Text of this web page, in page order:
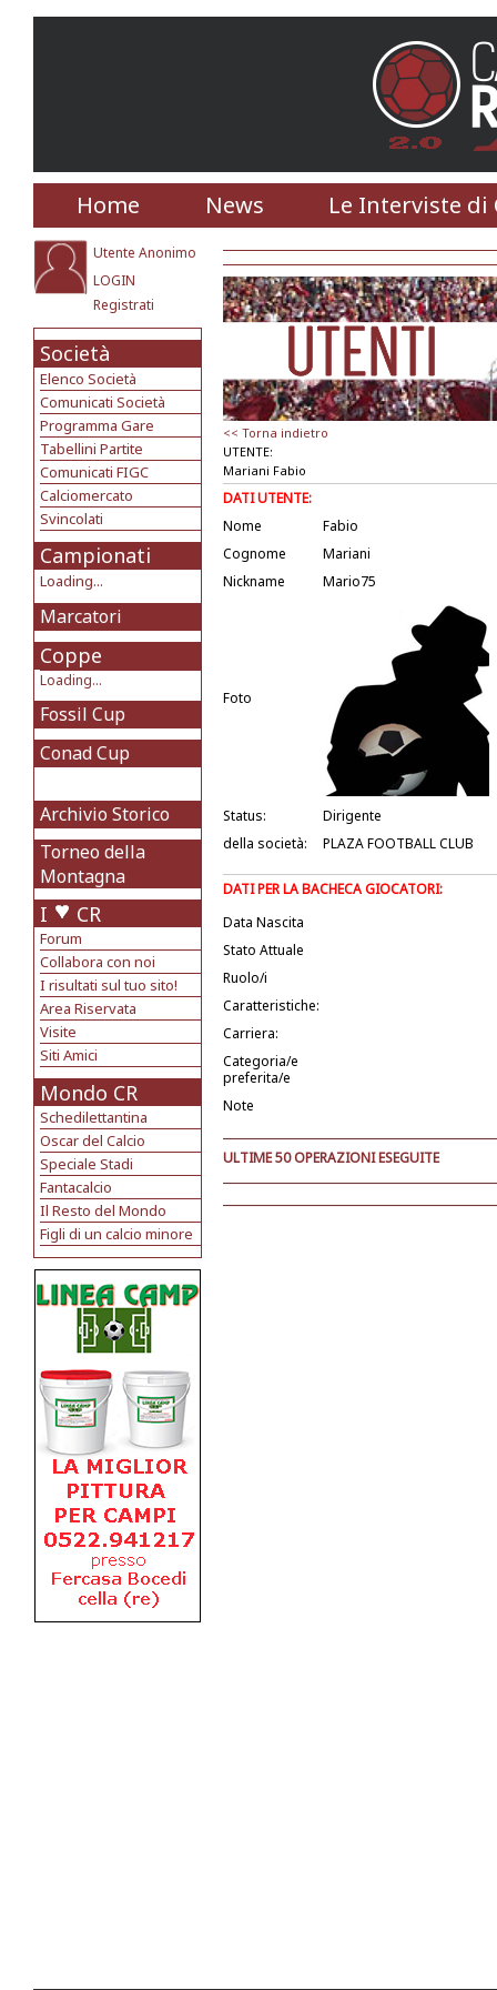
Home News Le Interviste di
Utente Anonimo
LOGIN
Registrati
Società
Elenco Società
Comunicati Società
Programma Gare
Tabellini Partite
Comunicati FIGC
Calciomercato
Svincolati
Campionati
Loading...
Marcatori
Coppe
Loading...
Fossil Cup
Conad Cup
Archivio Storico
Torneo della
Montagna
I CR
Forum
Collabora con noi
I risultati sul tuo sito!
Area Riservata
Visite
Siti Amici
Mondo CR
Schedilettantina
Oscar del Calcio
Speciale Stadi
Fantacalcio
Il Resto del Mondo
Figli di un calcio minore
<< Torna indietro
UTENTE:
Mariani Fabio
DATI UTENTE:
Nome
Fabio
Cognome
Mariani
Nickname
Mario75
Foto
Status:
Dirigente
della società:
PLAZA FOOTBALL CLUB
DATI PER LA BACHECA GIOCATORI:
Data Nascita
Stato Attuale
Ruolo/i
Caratteristiche:
Carriera:
Categoria/e
preferita/e
Note
ULTIME 50 OPERAZIONI ESEGUITE